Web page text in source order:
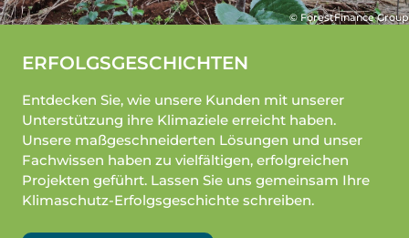
© ForestFinance Group
ERFOLGSGESCHICHTEN
Entdecken Sie, wie unsere Kunden mit unserer
Unterstützung ihre Klimaziele erreicht haben.
Unsere maßgeschneiderten Lösungen und unser
Fachwissen haben zu vielfältigen, erfolgreichen
Projekten geführt. Lassen Sie uns gemeinsam Ihre
Klimaschutz-Erfolgsgeschichte schreiben.